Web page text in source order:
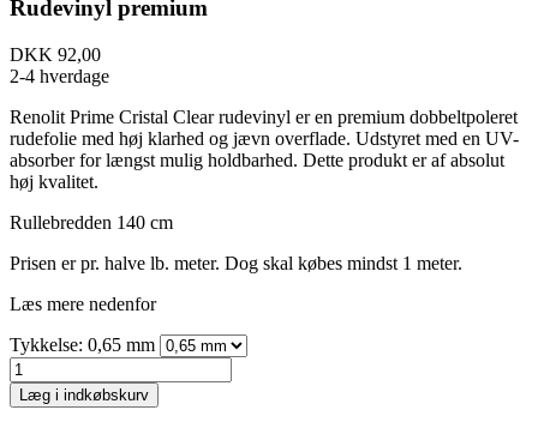
Rudevinyl premium
DKK 92,00
2-4 hverdage
Renolit Prime Cristal Clear rudevinyl er en premium dobbeltpoleret
rudefolie med høj klarhed og jævn overflade. Udstyret med en UV-
absorber for længst mulig holdbarhed. Dette produkt er af absolut
høj kvalitet.
Rullebredden 140 cm
Prisen er pr. halve lb. meter. Dog skal købes mindst 1 meter.
Læs mere nedenfor
Tykkelse: 0,65 mm
Læg i indkøbskurv